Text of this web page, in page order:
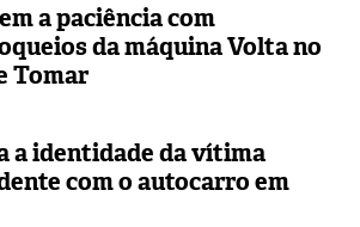
a paciência com
da máquina Volta no
Tomar
a identidade da vítima
com o autocarro em